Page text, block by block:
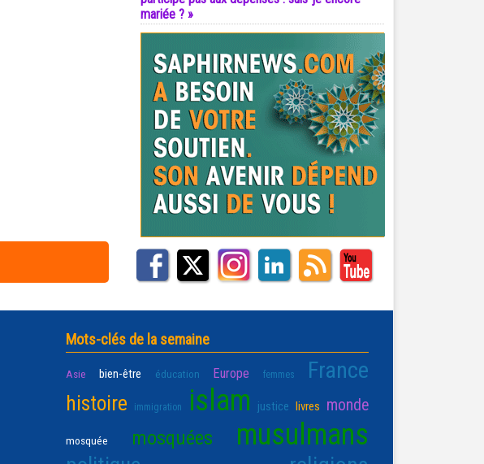
mariée ? »
Mots-clés de la semaine
Asie bien-être éducation Europe femmes France
histoire immigration islam justice livres monde
mosquée mosquées musulmans